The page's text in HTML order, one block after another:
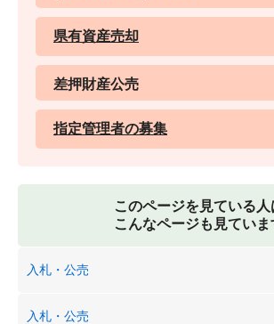
県有資産売却
差押財産公売
指定管理者の募集
このページを見ている人
こんなページも見ていま
入札・公売
入札・公売